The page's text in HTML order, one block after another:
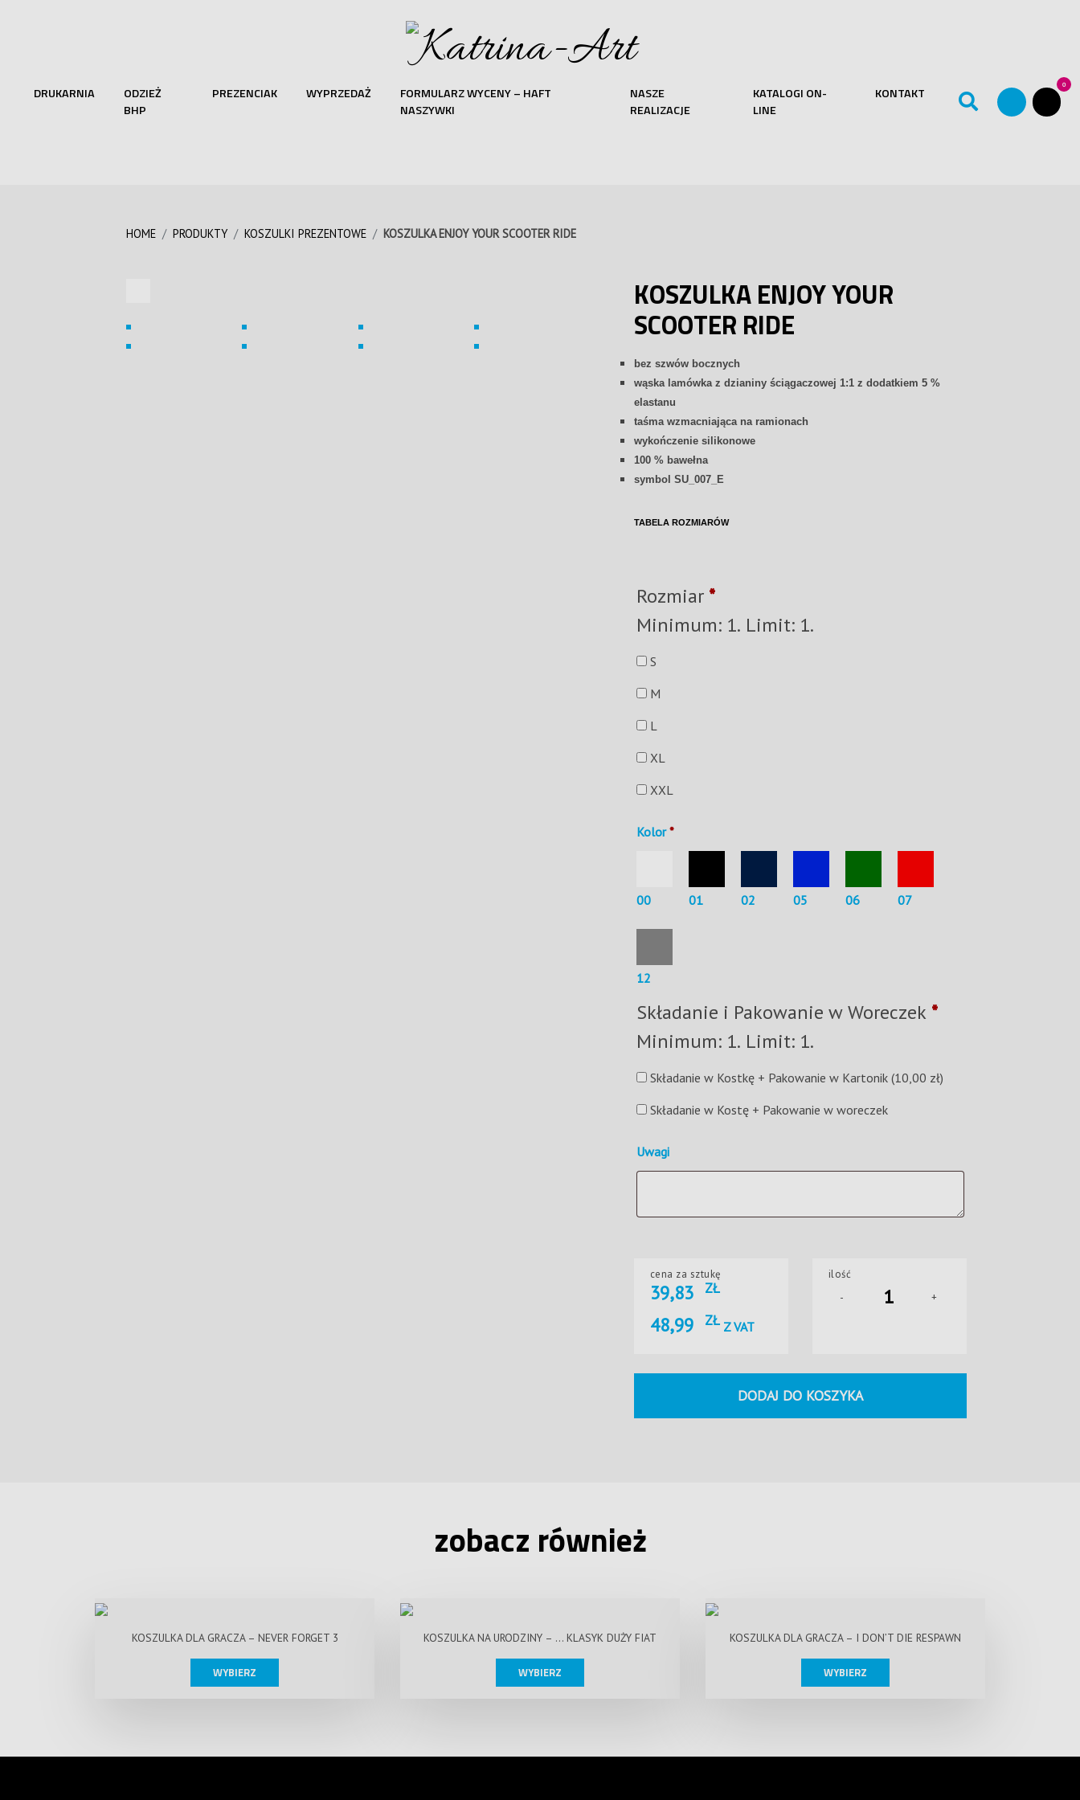
DRUKARNIA
ODZIEŻ
BHP
PREZENCIAK WYPRZEDAŻ
FORMULARZ WYCENY – HAFT
NASZYWKI
NASZE
REALIZACJE
KATALOGI ON-
LINE
KONTAKT 0
HOME PRODUKTY KOSZULKI PREZENTOWE KOSZULKA ENJOY YOUR SCOOTER RIDE
KOSZULKA ENJOY YOUR
SCOOTER RIDE
bez szwów bocznych
wąska lamówka z dzianiny ściągaczowej 1:1 z dodatkiem 5 %
elastanu
taśma wzmacniająca na ramionach
wykończenie silikonowe
100 % bawełna
symbol SU_007_E
TABELA ROZMIARÓW
Rozmiar *
Minimum: 1. Limit: 1.
S
M
L
XL
XXL
Kolor*
00 01 02 05 06 07
12
Składanie i Pakowanie w Woreczek *
Minimum: 1. Limit: 1.
Składanie w Kostkę + Pakowanie w Kartonik (10,00 zł)
Składanie w Kostę + Pakowanie w woreczek
Uwagi
cena za sztukę
39,83 ZŁ
48,99 ZŁZ VAT
ilość
-
+
DODAJ DO KOSZYKA
zobacz również
KOSZULKA DLA GRACZA – NEVER FORGET 3
WYBIERZ
KOSZULKA NA URODZINY – … KLASYK DUŻY FIAT
WYBIERZ
KOSZULKA DLA GRACZA – I DON’T DIE RESPAWN
WYBIERZ